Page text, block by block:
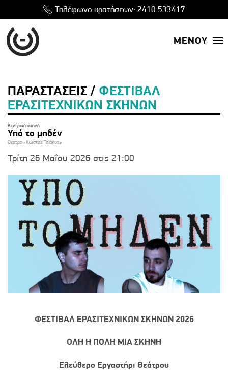
Τηλέφωνο κρατήσεων: 2410 533417
ΜΕΝΟΥ
ΠΑΡΑΣΤΑΣΕΙΣ / ΦΕΣΤΙΒΑΛ
ΕΡΑΣΙΤΕΧΝΙΚΩΝ ΣΚΗΝΩΝ
Κεντρική σκηνή
Υπό το μηδέν
Θέατρο «Κώστας Τσιάνος»
Τρίτη 26 Μαΐου 2026 στις 21:00
ΦΕΣΤΙΒΑΛ ΕΡΑΣΙΤΕΧΝΙΚΩΝ ΣΚΗΝΩΝ 2026
ΟΛΗ Η ΠΟΛΗ ΜΙΑ ΣΚΗΝΗ
Ελεύθερο Εργαστήρι Θεάτρου